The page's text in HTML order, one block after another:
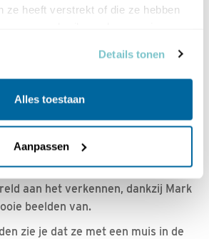
ze heeft verstrekt of die ze hebben
Details tonen
Alles toestaan
Aanpassen
DIT FILMPJE
op 12 juli 2025, 10:18 |
dit filmpje|
de nacht kijk je naar een lege
zitten ze dan en wat doen ze?
van de camera's zijn ze op en rond
aan het verkennen, dankzij Mark
beelden van.
zie je dat ze met een muis in de